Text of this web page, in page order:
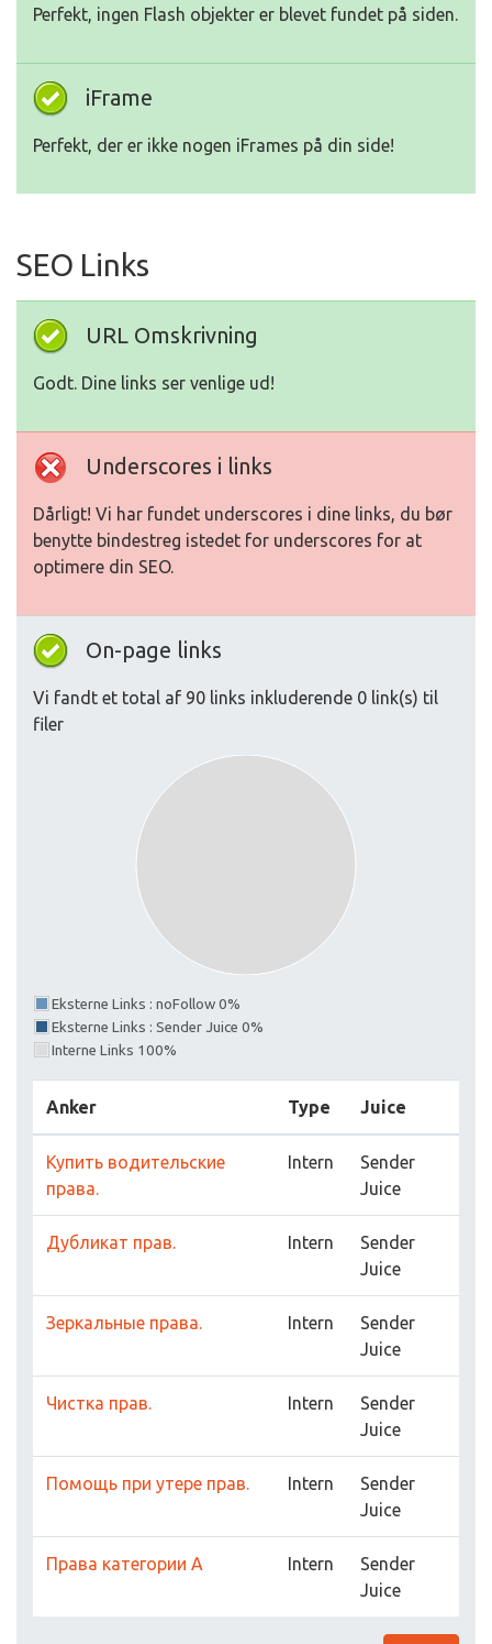
Perfekt, ingen Flash objekter er blevet fundet på siden.
iFrame
Perfekt, der er ikke nogen iFrames på din side!
SEO Links
URL Omskrivning
Godt. Dine links ser venlige ud!
Underscores i links
Dårligt! Vi har fundet underscores i dine links, du bør
benytte bindestreg istedet for underscores for at
optimere din SEO.
On-page links
Vi fandt et total af 90 links inkluderende 0 link(s) til
filer
Eksterne Links : noFollow 0%
Eksterne Links : Sender Juice 0%
Interne Links 100%
Anker Type Juice
Купить водительские
права.
Intern
Sender
Juice
Дубликат прав. Intern
Sender
Juice
Зеркальные права. Intern
Sender
Juice
Чистка прав. Intern
Sender
Juice
Помощь при утере прав. Intern
Sender
Juice
Права категории А Intern
Sender
Juice